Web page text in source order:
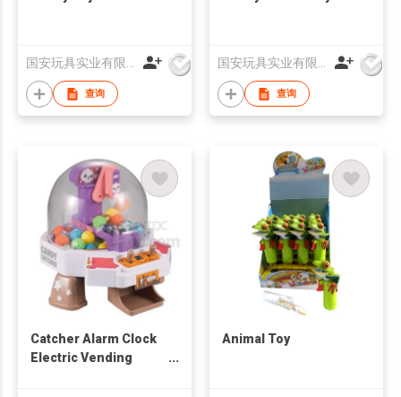
国安玩具实业有限公司
查询
国安玩具实业有限公司
查询
Catcher Alarm Clock
Electric Vending
Animal Toy